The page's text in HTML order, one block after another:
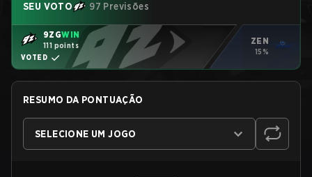
SEU VOTO 97 Previsões
9ZGWIN
111 points
VOTED
ZEN
15%
RESUMO DA PONTUAÇÃO
SELECIONE UM JOGO